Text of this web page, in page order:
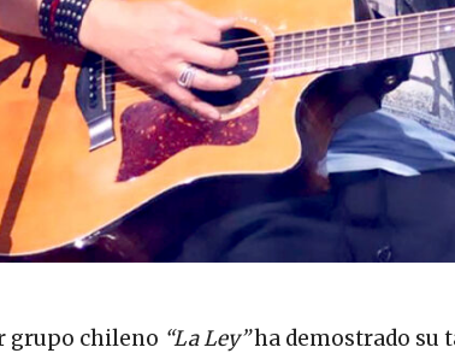
grupo chileno “La Ley”ha demostrado su